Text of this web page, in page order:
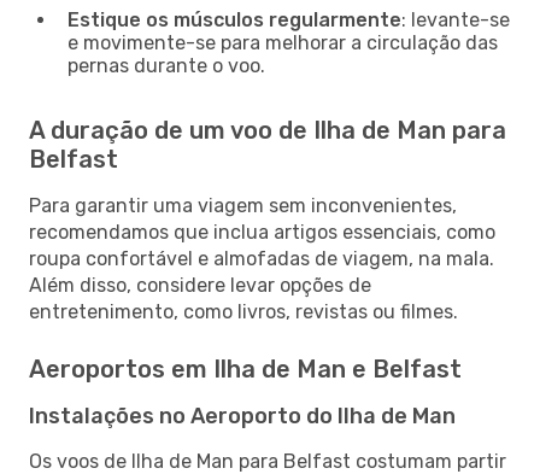
Estique os músculos regularmente: levante-se
e movimente-se para melhorar a circulação das
pernas durante o voo.
A duração de um voo de Ilha de Man para
Belfast
Para garantir uma viagem sem inconvenientes,
recomendamos que inclua artigos essenciais, como
roupa confortável e almofadas de viagem, na mala.
Além disso, considere levar opções de
entretenimento, como livros, revistas ou filmes.
Aeroportos em Ilha de Man e Belfast
Instalações no Aeroporto do Ilha de Man
Os voos de Ilha de Man para Belfast costumam partir